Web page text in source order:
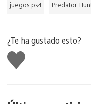
juegos ps4 Predator:
¿Te ha gustado esto?
Me
gusta
esto